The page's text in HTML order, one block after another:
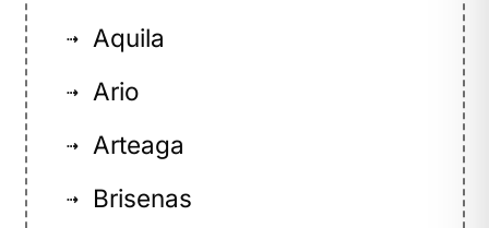
⇢ Aquila
⇢ Ario
⇢ Arteaga
⇢ Brisenas